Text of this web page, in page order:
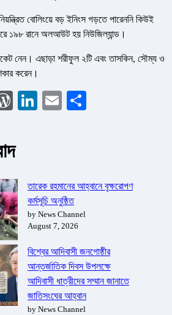
বোলিংয়ে বড় ইনিংস গড়তে পারেননি কিউই
১৯৮ রানে অলআউট হয় নিউজিল্যান্ড।
নেন। এছাড়া শরীফুল ২টি এবং তাসকিন, সৌম্য ও
করেন।
WordPress
LinkedIn
Email
তারেক রহমানের আহ্বানে বৃক্ষরোপণ
কর্মসূচি অনুষ্ঠিত
by News Channel
August 7, 2026
বিশ্বের আদিবাসী জনগোষ্ঠীর
আন্তর্জাতিক দিবস উপলক্ষে
আদিবাসী ধাত্রীদের সম্মান জানাতে
জাতিসংঘের আহ্বান
by News Channel